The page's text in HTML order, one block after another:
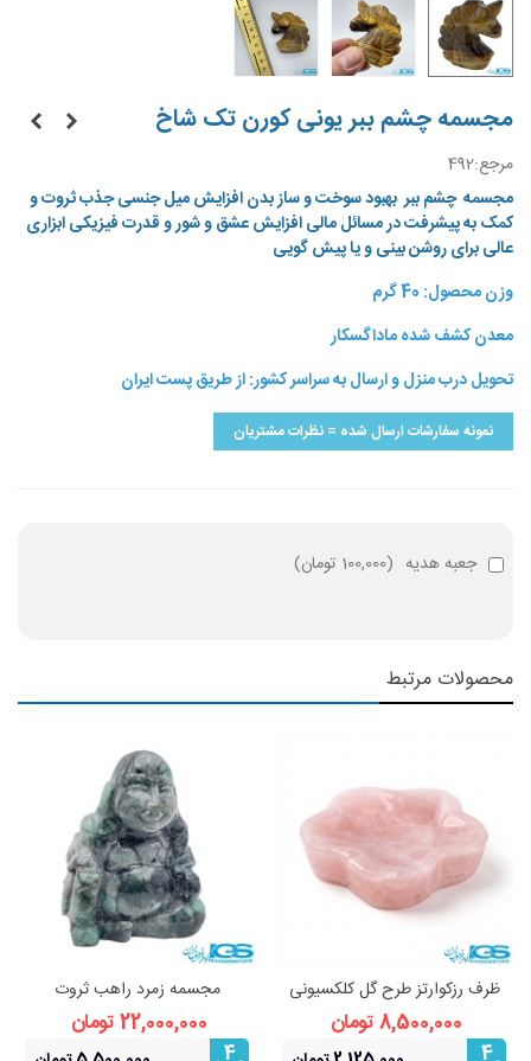
مجسمه چشم ببر یونی کورن تک شاخ
مرجع:492
مجسمه چشم ببر بهبود سوخت و ساز بدن افزایش میل جنسی جذب ثروت و
کمک به پیشرفت در مسائل مالی افزایش عشق و شور و قدرت فیزیکی ابزاری
عالی برای روشن بینی و یا پیش گویی
وزن محصول: 40 گرم
معدن کشف شده ماداگسکار
تحویل درب منزل و ارسال به سراسر کشور: از طریق پست ایران
نمونه سفارشات ارسال شده = نظرات مشتریان
جعبه هدیه (100,000 تومان )
محصولات مرتبط
ظرف رزکوارتز طرح گل کلکسیونی
8,500,000 تومان
4
مجسمه زمرد راهب ثروت
22,000,000 تومان
4